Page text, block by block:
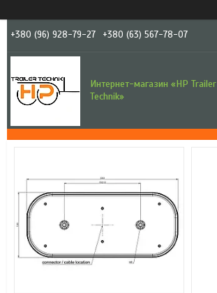
+380 (96) 928-79-27 +380 (63) 567-78-07
Интернет-магазин «HP Trailer
Technik»